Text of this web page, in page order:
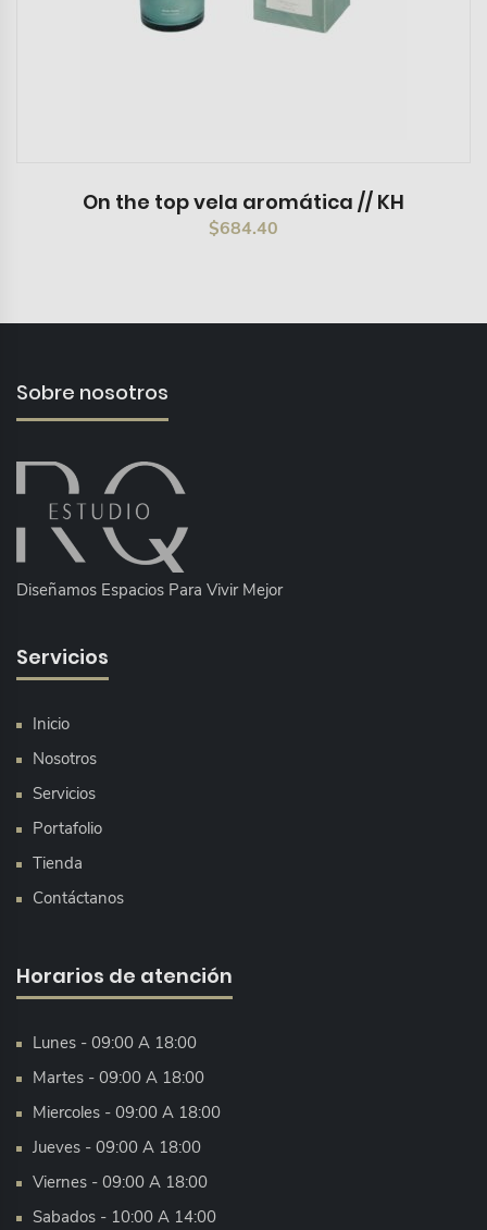
On the top vela aromática // KH
$684.40
Sobre nosotros
Diseñamos Espacios Para Vivir Mejor
Servicios
Inicio
Nosotros
Servicios
Portafolio
Tienda
Contáctanos
Horarios de atención
Lunes - 09:00 A 18:00
Martes - 09:00 A 18:00
Miercoles - 09:00 A 18:00
Jueves - 09:00 A 18:00
Viernes - 09:00 A 18:00
Sabados - 10:00 A 14:00